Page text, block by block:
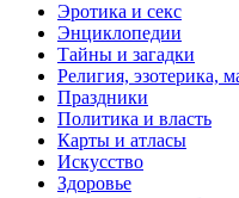
Эротика и секс
Энциклопедии
Тайны и загадки
Религия, эзотерика,
Праздники
Политика и власть
Карты и атласы
Искусство
Здоровье